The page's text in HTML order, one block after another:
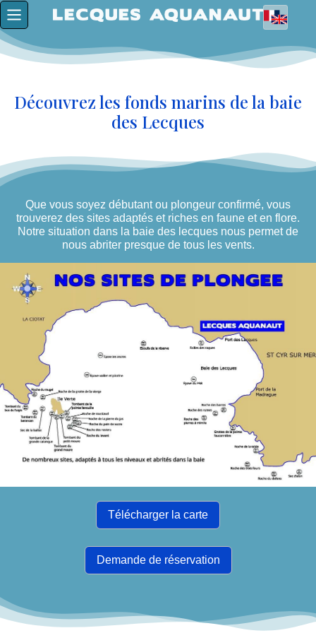
Découvrez les fonds marins de la baie
des Lecques
Que vous soyez débutant ou plongeur confirmé, vous
trouverez des sites adaptés et riches en faune et en flore.
Notre situation dans la baie des lecques nous permet de
nous abriter presque de tous les vents.
Télécharger la carte
Demande de réservation